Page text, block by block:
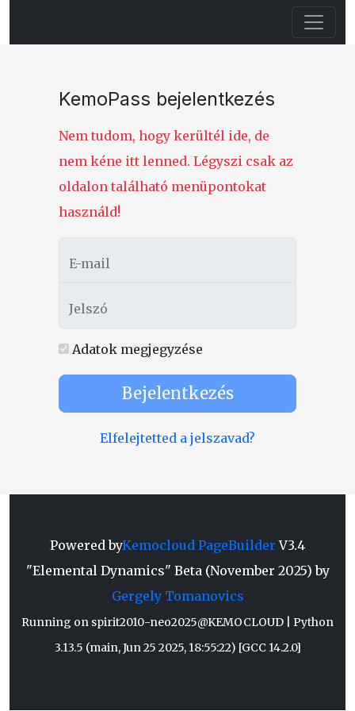
KemoPass bejelentkezés
Nem tudom, hogy kerültél ide, de
nem kéne itt lenned. Légyszi csak az
oldalon található menüpontokat
használd!
E-mail
Jelszó
Adatok megjegyzése
Bejelentkezés
Elfelejtetted a jelszavad?
Powered byKemocloud PageBuilder V3.4
"Elemental Dynamics" Beta (November 2025) by
Gergely Tomanovics
Running on spirit2010-neo2025@KEMOCLOUD | Python
3.13.5 (main, Jun 25 2025, 18:55:22) [GCC 14.2.0]